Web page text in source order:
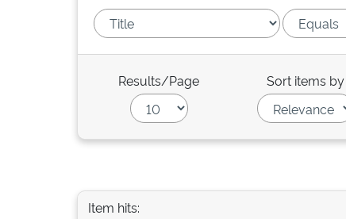
Results/Page Sort items by
Item hits: